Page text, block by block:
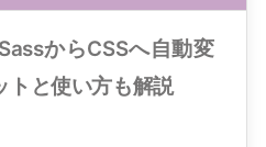
からCSSへ自動変
トと使い方も解説